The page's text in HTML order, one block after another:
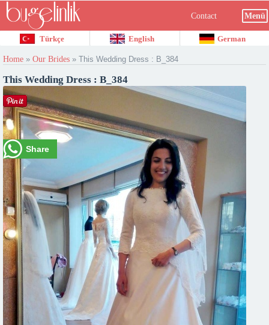
Contact Menü
Türkçe English German
Home » Our Brides » This Wedding Dress : B_384
This Wedding Dress : B_384
Share